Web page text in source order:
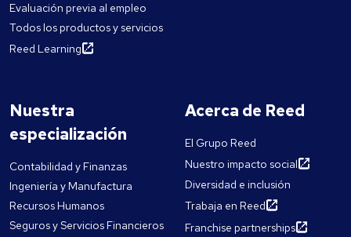
Evaluación previa al empleo
Todos los productos y servicios
Reed Learning
Nuestra
especialización
Contabilidad y Finanzas
Ingeniería y Manufactura
Recursos Humanos
Seguros y Servicios Financieros
Acerca de Reed
El Grupo Reed
Nuestro impacto social
Diversidad e inclusión
Trabaja en Reed
Franchise partnerships